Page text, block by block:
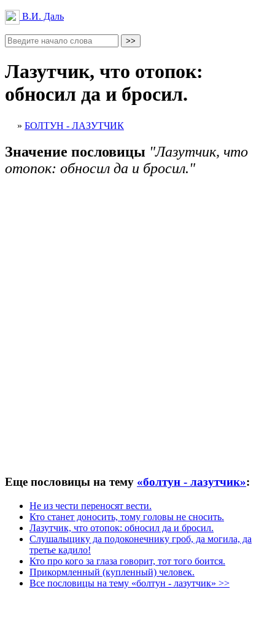
В.И. Даль
Лазутчик, что отопок:
обносил да и бросил.
» БОЛТУН - ЛАЗУТЧИК
Значение пословицы "Лазутчик, что
отопок: обносил да и бросил."
Еще пословицы на тему «болтун - лазутчик»:
Не из чести переносят вести.
Кто станет доносить, тому головы не сносить.
Лазутчик, что отопок: обносил да и бросил.
Слушалыцику да подоконечнику гроб, да могила, да
третье кадило!
Кто про кого за глаза говорит, тот того боится.
Прикормленный (купленный) человек.
Все пословицы на тему «болтун - лазутчик» >>